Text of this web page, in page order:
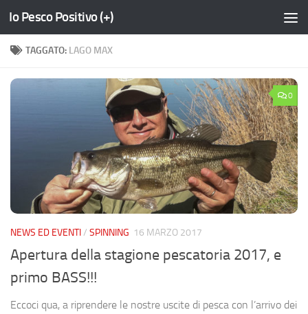
Salta al contenuto
Io Pesco Positivo (+)
TAGGATO: LAGO MAX
0
NEWS ED EVENTI/ SPINNING 16 MARZO 2017
Apertura della stagione pescatoria 2017, e
primo BASS!!!
Eccoci qua, a riprendere le nostre uscite di pesca con l’arrivo dei